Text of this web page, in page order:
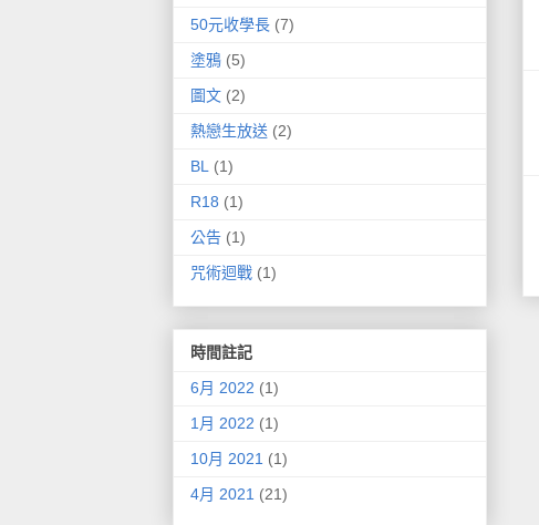
50元收學長 (7)
塗鴉 (5)
圖文 (2)
熱戀生放送 (2)
BL (1)
R18 (1)
公告 (1)
咒術迴戰 (1)
時間註記
6月 2022 (1)
1月 2022 (1)
10月 2021 (1)
4月 2021 (21)